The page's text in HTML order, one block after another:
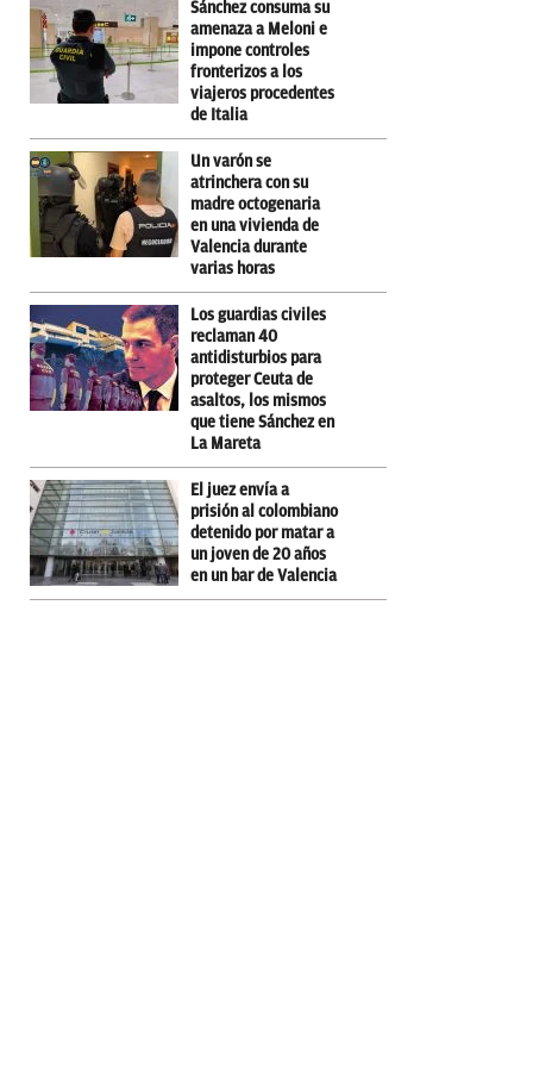
Sánchez consuma su
amenaza a Meloni e
impone controles
fronterizos a los
viajeros procedentes
de Italia
Un varón se
atrinchera con su
madre octogenaria
en una vivienda de
Valencia durante
varias horas
Los guardias civiles
reclaman 40
antidisturbios para
proteger Ceuta de
asaltos, los mismos
que tiene Sánchez en
La Mareta
El juez envía a
prisión al colombiano
detenido por matar a
un joven de 20 años
en un bar de Valencia